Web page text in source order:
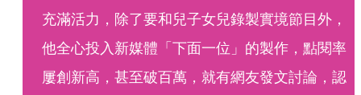
充滿活力，除了要和兒子女兒錄製實境節目外，
他全心投入新媒體「下面一位」的製作，點閱率
屢創新高，甚至破百萬，就有網友發文討論，認